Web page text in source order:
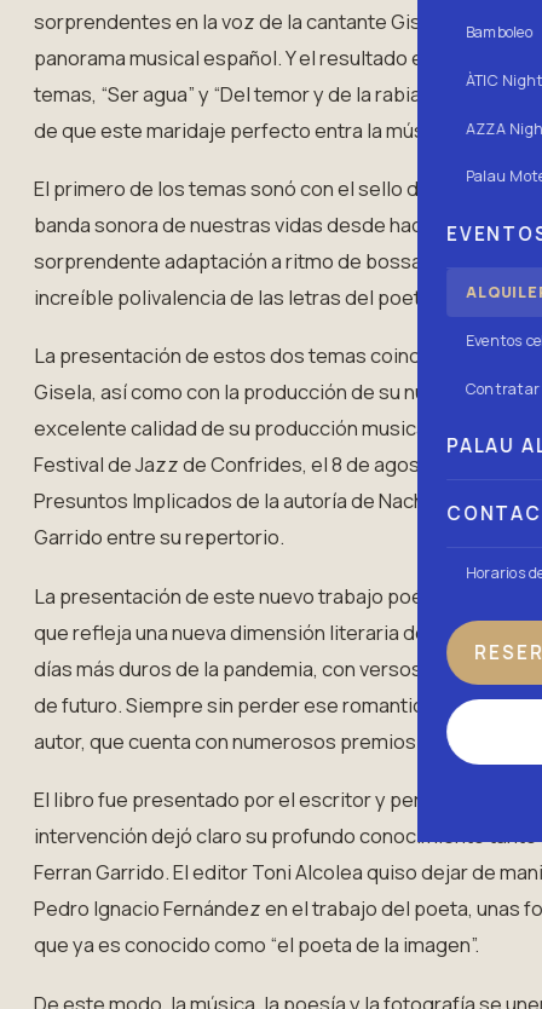
Bamboleo
ÀTIC
AZZA
Palau
Eventos
Contratar
PALAU
Horarios
sorprendentes en la voz de la cantante Gisela Renes,
panorama musical español. Y el resultado es
temas, “Ser agua” y “Del temor y de la rabia”, todos
de que este maridaje perfecto entra la música y la
El primero de los temas sonó con el sello de la música
banda sonora de nuestras vidas desde hace años, y el
sorprendente adaptación a ritmo de bossa nova en una
increíble polivalencia de las letras del poeta.
La presentación de estos dos temas coincide con la
Gisela, así como con la producción de su nuevo
excelente calidad de su producción musical.
Festival de Jazz de Confrides, el 8 de agosto, con un
Presuntos Implicados de la autoría de Nacho y tal vez
Garrido entre su repertorio.
La presentación de este nuevo trabajo poético se
que refleja una nueva dimensión literaria de Ferran
días más duros de la pandemia, con versos escritos
de futuro. Siempre sin perder ese romanticismo crudo
autor, que cuenta con numerosos premios tanto en su
El libro fue presentado por el escritor y periodista,
intervención dejó claro su profundo conocimiento
Ferran Garrido. El editor Toni Alcolea quiso dejar de
Pedro Ignacio Fernández en el trabajo del poeta, unas
que ya es conocido como “el poeta de la imagen”.
De este modo, la música, la poesía y la fotografía se